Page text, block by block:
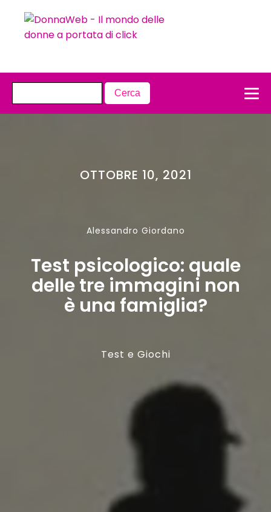
OTTOBRE 10, 2021
Alessandro Giordano
Test psicologico: quale
delle tre immagini non
è una famiglia?
Test e Giochi